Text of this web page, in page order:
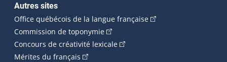
Autres sites
Office québécois de la langue française(Cet hyperlien
Commission de toponymie(Cet hyperlien externe s'ouvrira
Concours de créativité lexicale(Cet hyperlien externe
Mérites du français (Cet hyperlien externe s'ouvrira dans une